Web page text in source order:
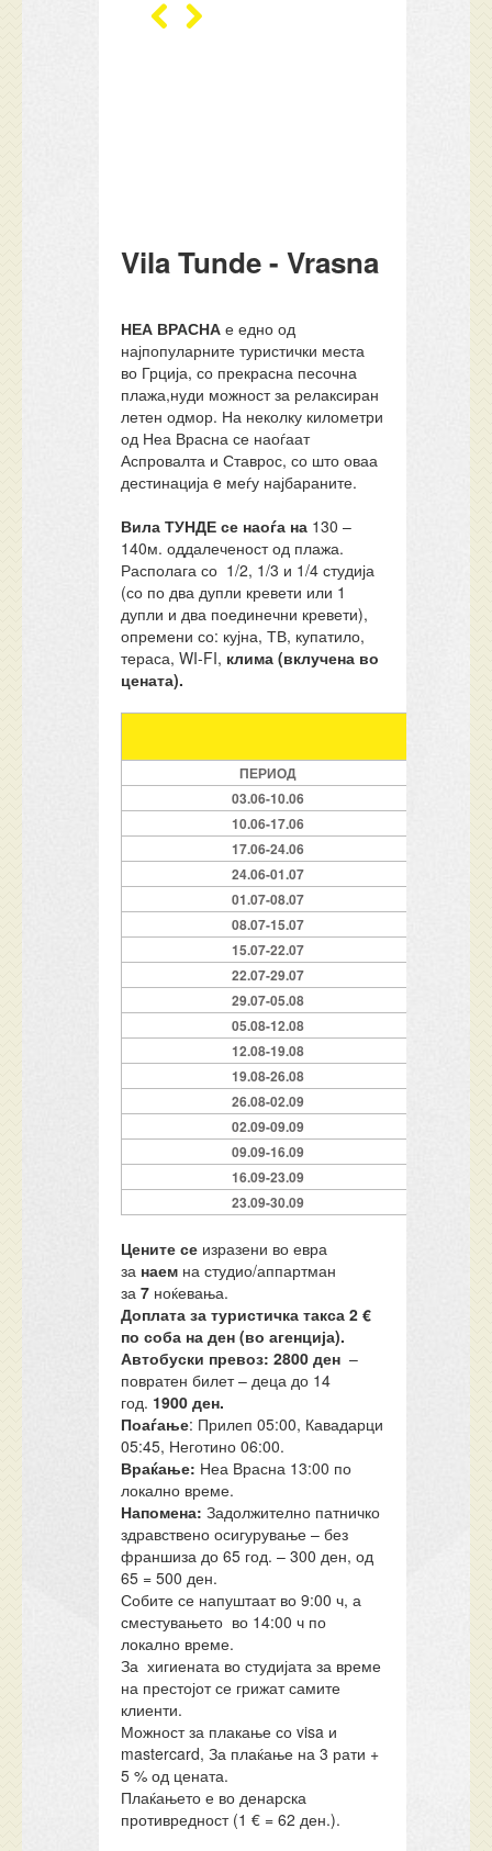
Vila Tunde - Vrasna
НЕА ВРАСНА е едно од
најпопуларните туристички места
во Грција, со прекрасна песочна
плажа,нуди можност за релаксиран
летен одмор. На неколку километри
од Неа Врасна се наоѓаат
Аспровалта и Ставрос, со што оваа
дестинација e меѓу најбараните.
Вила ТУНДЕ се наоѓа на 130 –
140м. оддалеченост од плажа.
Располага со 1/2, 1/3 и 1/4 студија
(со по два дупли кревети или 1
дупли и два поединечни кревети),
опремени со: кујна, ТВ, купатило,
тераса, WI-FI, клима (вклучена во
цената).
ПЕРИОД
03.06-10.06
10.06-17.06
17.06-24.06
24.06-01.07
01.07-08.07
08.07-15.07
15.07-22.07
22.07-29.07
29.07-05.08
05.08-12.08
12.08-19.08
19.08-26.08
26.08-02.09
02.09-09.09
09.09-16.09
16.09-23.09
23.09-30.09
Цените се изразени во евра
за наем на студио/аппартман
за7 ноќевања.
Доплата за туристичка такса 2 €
по соба на ден (во агенција).
Автобуски превоз: 2800 ден –
повратен билет – деца до 14
год. 1900 ден.
Поаѓање: Прилеп 05:00, Кавадарци
05:45, Неготино 06:00.
Враќање: Неа Врасна 13:00 по
локално време.
Напомена: Задолжително патничко
здравствено осигурување – без
франшиза до 65 год. – 300 ден, од
65 = 500 ден.
Собите се напуштаат во 9:00 ч, а
сместувањето во 14:00 ч по
локално време.
За хигиената во студијата за време
на престојот се грижат самите
клиенти.
Можност за плакање со visa и
mastercard, За плаќање на 3 рати +
5 % од цената.
Плаќањето е во денарска
противредност (1 € = 62 ден.).